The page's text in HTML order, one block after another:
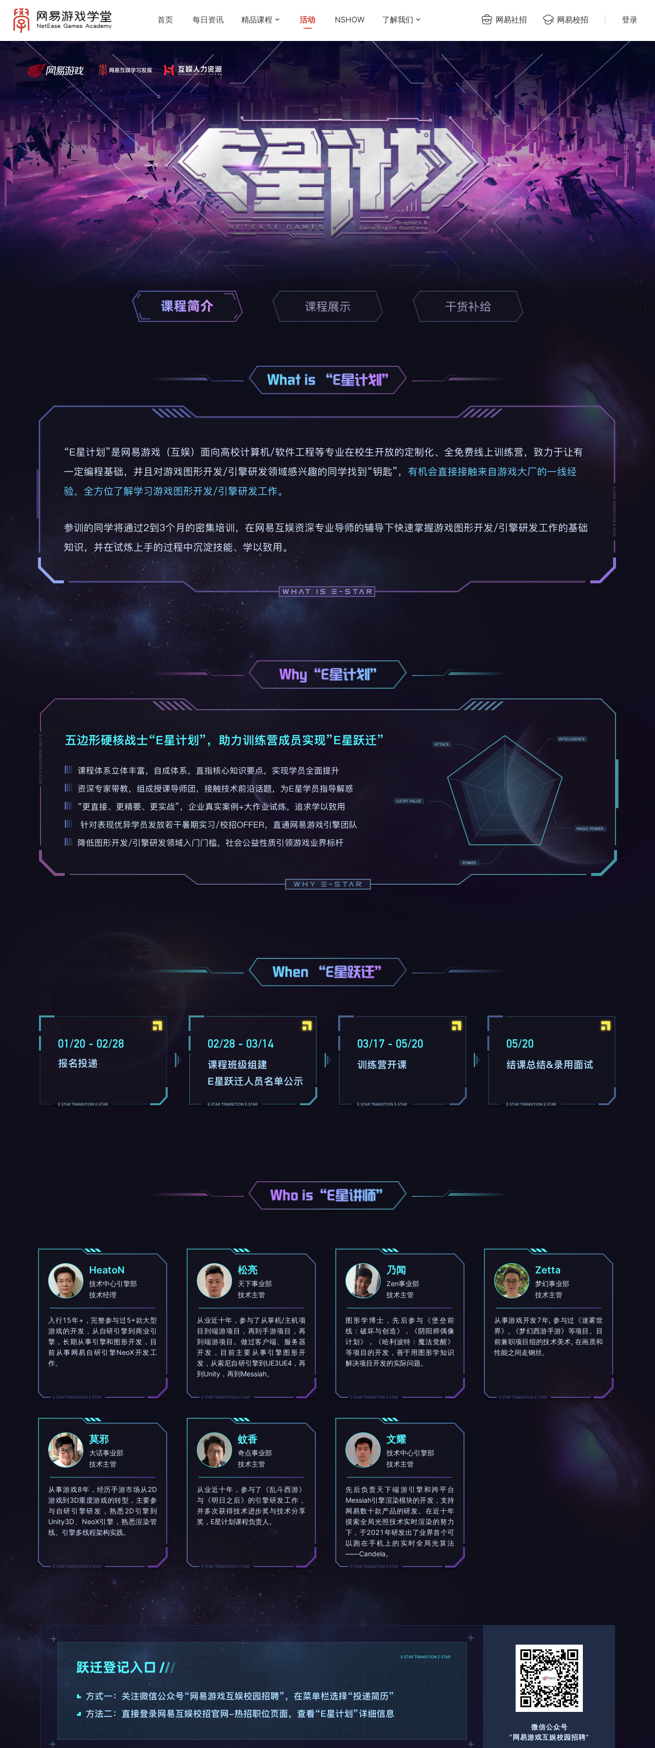
首页 每日资讯 精品课程 活动 NSHOW 了解我们 网易社招 网易校招 登录
HeatoN
技术中心引擎部
技术经理
入行15年+，完整参与过5+款大型
游戏的开发，从自研引擎到商业引
擎，长期从事引擎和图形开发，目
前从事网易自研引擎NeoX开发工
作。
松亮
天下事业部
技术主管
从业近十年，参与了从掌机/主机项
目到端游项目，再到手游项目，再
到端游项目。做过客户端、服务器
开发，目前主要从事引擎图形开
发，从索尼自研引擎到UE3UE4，再
到Unity，再到Messiah。
乃闻
Zen事业部
技术主管
图形学博士，先后参与《堡垒前
线：破坏与创造》，《阴阳师偶像
计划》，《哈利波特：魔法觉醒》
等项目的开发，善于用图形学知识
解决项目开发的实际问题。
Zetta
梦幻事业部
技术主管
从事游戏开发7年, 参与过《迷雾世
界》, 《梦幻西游手游》等项目。目
前兼职项目组的技术美术, 在画质和
性能之间走钢丝。
莫邪
大话事业部
技术主管
从事游戏8年，经历手游市场从2D
游戏到3D重度游戏的转型，主要参
与自研引擎研发，熟悉2D引擎到
Unity3D、NeoX引擎，熟悉渲染管
线、引擎多线程架构实践。
蚊香
奇点事业部
技术主管
从业近十年，参与了《乱斗西游》
与《明日之后》的引擎研发工作，
并多次获得技术进步奖与技术分享
奖，E星计划课程负责人。
文耀
技术中心引擎部
技术主管
先后负责天下端游引擎和跨平台
Messiah引擎渲染模块的开发，支持
网易数十款产品的研发。在近十年
摸索全局光照技术实时渲染的努力
下，于2021年研发出了业界首个可
以跑在手机上的实时全局光算法
——Candela。
微信公众号
“网易游戏互娱校园招聘”